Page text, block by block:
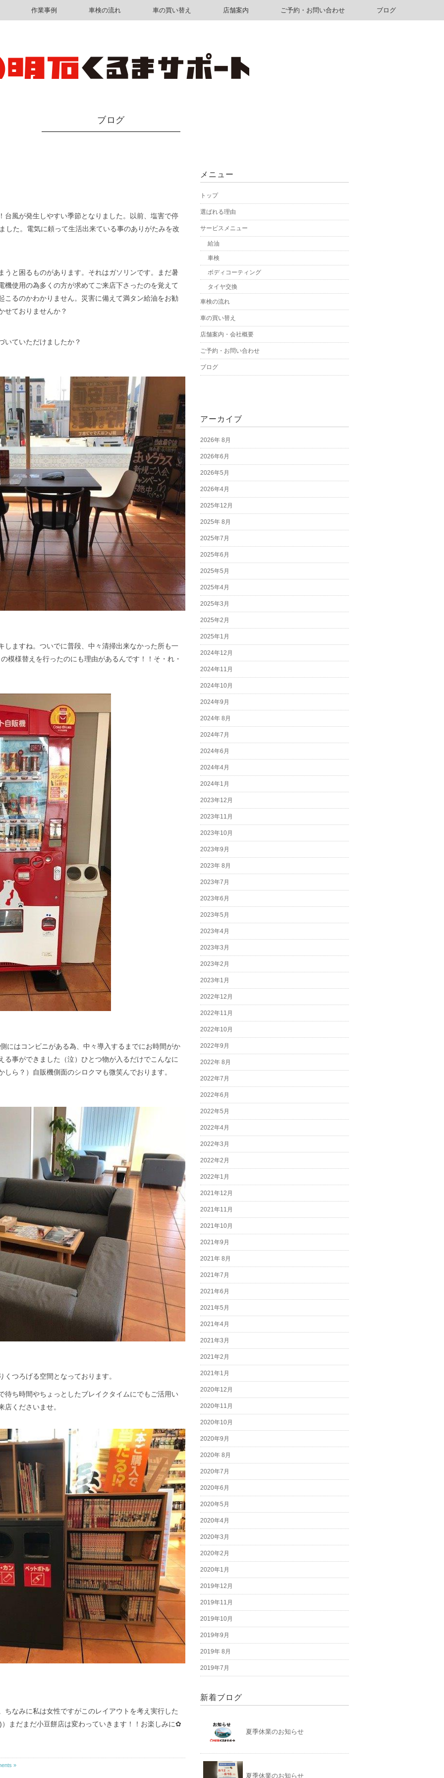
作業事例 車検の流れ 車の買い替え 店舗案内 ご予約・お問い合わせ ブログ
ブログ
台風が発生しやすい季節となりました。以前、塩害で停
した。電気に頼って生活出来ている事のありがたみを改
うと困るものがあります。それはガソリンです。まだ暑
機使用の為多くの方が求めてご来店下さったのを覚えて
こるのかわかりません。災害に備えて満タン給油をお勧
せておりませんか？
いていただけましたか？
しますね。ついでに普段、中々清掃出来なかった所も一
模様替えを行ったのにも理由があるんです！！そ・れ・
にはコンビニがある為、中々導入するまでにお時間がか
る事ができました（泣）ひとつ物が入るだけでこんなに
ら？）自販機側面のシロクマも微笑んでおります。
つろげる空間となっております。
待ち時間やちょっとしたブレイクタイムにでもご活用い
くださいませ。
ちなみに私は女性ですがこのレイアウトを考え実行した
まだまだ小豆餅店は変わっていきます！！お楽しみに✿
»
メニュー
トップ
選ばれる理由
サービスメニュー
給油
車検
ボディコーティング
タイヤ交換
車検の流れ
車の買い替え
店舗案内・会社概要
ご予約・お問い合わせ
ブログ
アーカイブ
2026年 8月
2026年6月
2026年5月
2026年4月
2025年12月
2025年 8月
2025年7月
2025年6月
2025年5月
2025年4月
2025年3月
2025年2月
2025年1月
2024年12月
2024年11月
2024年10月
2024年9月
2024年 8月
2024年7月
2024年6月
2024年4月
2024年1月
2023年12月
2023年11月
2023年10月
2023年9月
2023年 8月
2023年7月
2023年6月
2023年5月
2023年4月
2023年3月
2023年2月
2023年1月
2022年12月
2022年11月
2022年10月
2022年9月
2022年 8月
2022年7月
2022年6月
2022年5月
2022年4月
2022年3月
2022年2月
2022年1月
2021年12月
2021年11月
2021年10月
2021年9月
2021年 8月
2021年7月
2021年6月
2021年5月
2021年4月
2021年3月
2021年2月
2021年1月
2020年12月
2020年11月
2020年10月
2020年9月
2020年 8月
2020年7月
2020年6月
2020年5月
2020年4月
2020年3月
2020年2月
2020年1月
2019年12月
2019年11月
2019年10月
2019年9月
2019年 8月
2019年7月
新着ブログ
夏季休業のお知らせ
夏季休業のお知らせ